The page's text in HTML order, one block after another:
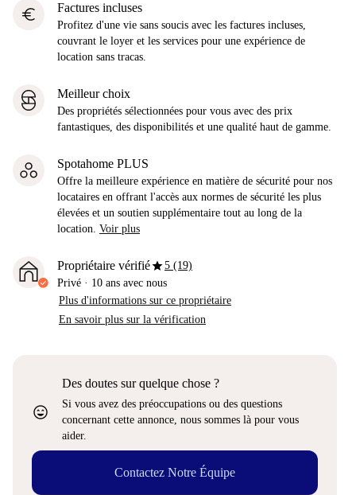
euro Factures incluses
Profitez d'une vie sans soucis avec les factures incluses,
couvrant le loyer et les services pour une expérience de
location sans tracas.
Meilleur choix
Des propriétés sélectionnées pour vous avec des prix
fantastiques, des disponibilités et une qualité haut de gamme.
Spotahome PLUS
Offre la meilleure expérience en matière de sécurité pour nos
locataires en offrant l'accès aux normes de sécurité les plus
élevées et un soutien supplémentaire tout au long de la
location. Voir plus
Propriétaire vérifiéstar5 (19)
Privé · 10 ans avec nous
Plus d'informations sur ce propriétaire
En savoir plus sur la vérification
sentiment_very_satisfied
Des doutes sur quelque chose ?
Si vous avez des préoccupations ou des questions
concernant cette annonce, nous sommes là pour vous
aider.
Contactez Notre Équipe